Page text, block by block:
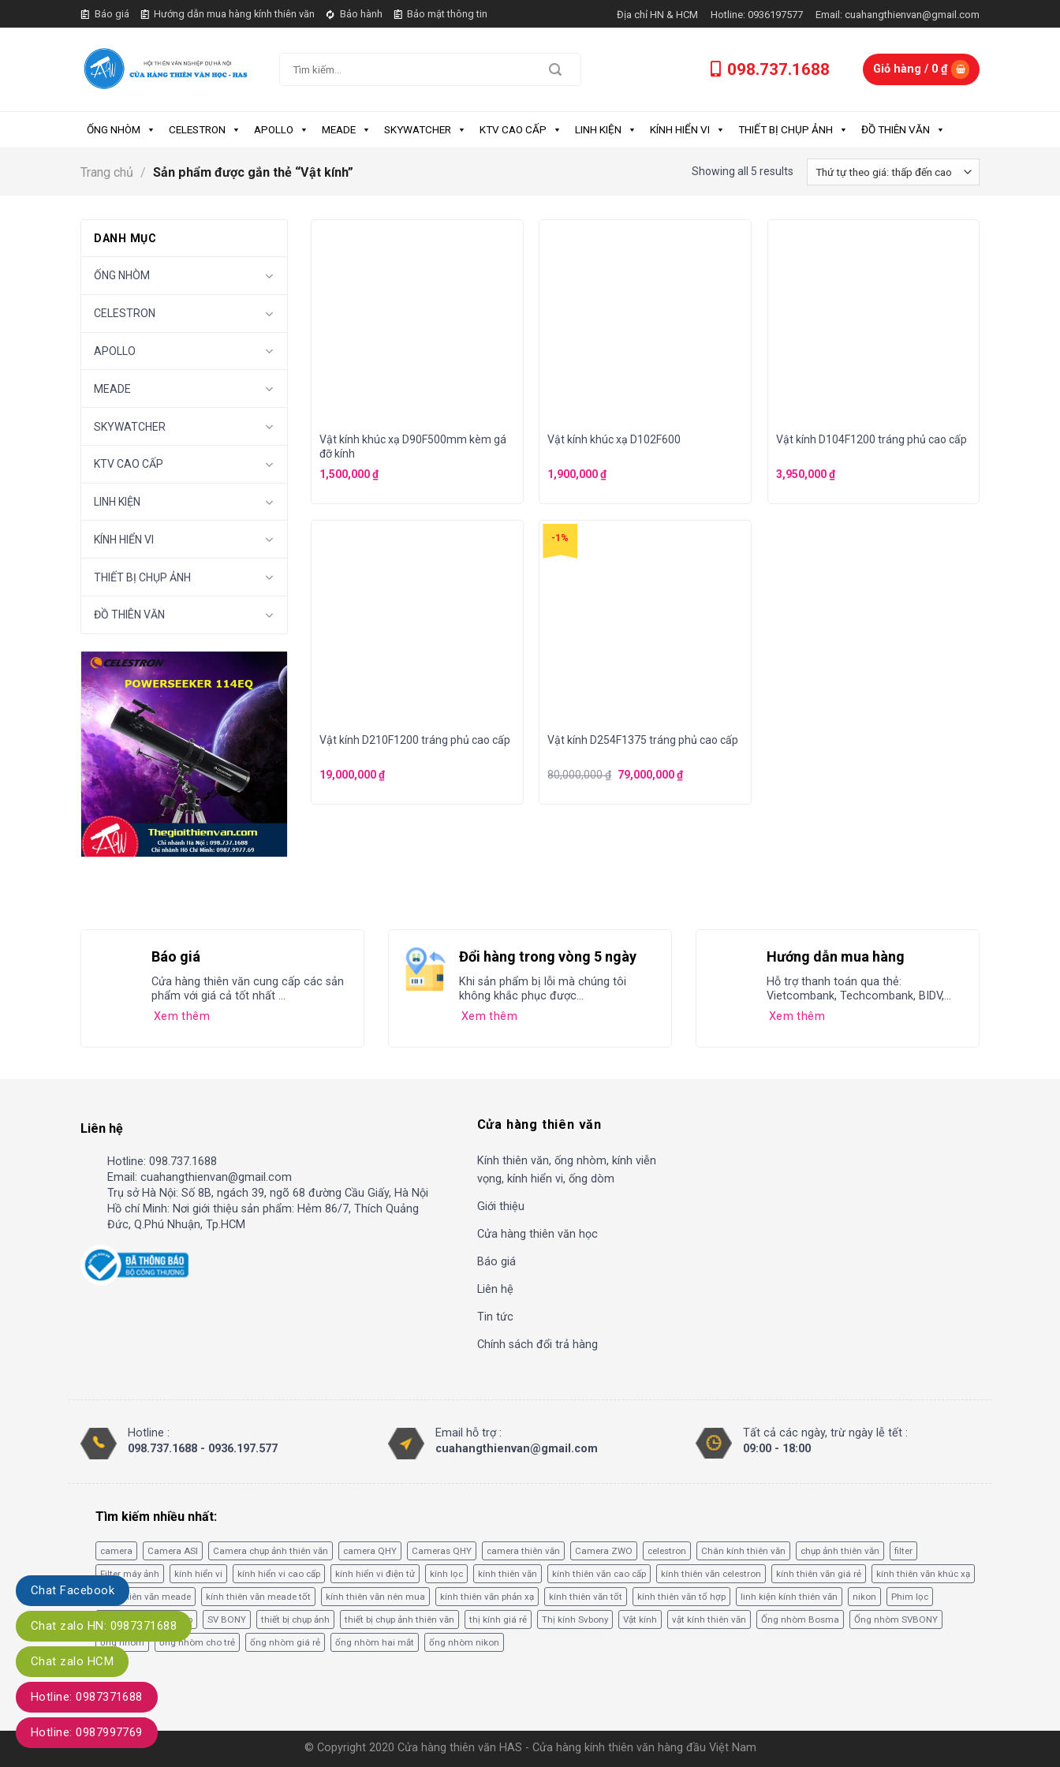
to
Báo giá Hướng dẫn mua hàng kính thiên văn Bảo hành Bảo mật thông tin Địa chỉ HN & HCM Hotline: 0936197577 Email: cuahangthienvan@gmail.com
kiếm:
098.737.1688 Giỏ hàng / 0₫
ỐNG NHÒM CELESTRON APOLLO MEADE SKYWATCHER KTV CAO CẤP LINH KIỆN KÍNH HIỂN VI THIẾT BỊ CHỤP ẢNH ĐỒ THIÊN VĂN
Trang chủ / Sản phẩm được gắn thẻ “Vật kính” Showing all 5 results
DANH MỤC
ỐNG NHÒM
CELESTRON
APOLLO
MEADE
SKYWATCHER
KTV CAO CẤP
LINH KIỆN
KÍNH HIỂN VI
THIẾT BỊ CHỤP ẢNH
ĐỒ THIÊN VĂN
Vật kính khúc xạ D90F500mm kèm gá
đỡ kính
1,500,000₫
Vật kính khúc xạ D102F600
1,900,000₫
Vật kính D104F1200 tráng phủ cao cấp
3,950,000₫
Vật kính D210F1200 tráng phủ cao cấp
19,000,000₫
-1%
Vật kính D254F1375 tráng phủ cao cấp
80,000,000₫ 79,000,000₫
Báo giá
Cửa hàng thiên văn cung cấp các sản
phẩm với giá cả tốt nhất ...
Xem thêm
Đổi hàng trong vòng 5 ngày
Khi sản phẩm bị lỗi mà chúng tôi
không khắc phục được...
Xem thêm
Hướng dẫn mua hàng
Hỗ trợ thanh toán qua thẻ:
Vietcombank, Techcombank, BIDV,...
Xem thêm
Liên hệ
Hotline: 098.737.1688
Email: cuahangthienvan@gmail.com
Trụ sở Hà Nội: Số 8B, ngách 39, ngõ 68 đường Cầu Giấy, Hà Nội
Hồ chí Minh: Nơi giới thiệu sản phẩm: Hẻm 86/7, Thích Quảng
Đức, Q.Phú Nhuận, Tp.HCM
Cửa hàng thiên văn
Kính thiên văn, ống nhòm, kính viễn
vọng, kính hiển vi, ống dòm
Giới thiệu
Cửa hàng thiên văn học
Báo giá
Liên hệ
Tin tức
Chính sách đổi trả hàng
Hotline :
098.737.1688 - 0936.197.577
Email hỗ trợ :
cuahangthienvan@gmail.com
Tất cả các ngày, trừ ngày lễ tết :
09:00 - 18:00
Tìm kiếm nhiều nhất:
camera Camera ASI Camera chụp ảnh thiên văn camera QHY Cameras QHY camera thiên văn Camera ZWO celestron Chân kính thiên văn chụp ảnh thiên văn filter
Filter máy ảnh kính hiển vi kính hiển vi cao cấp kính hiển vi điện tử kính lọc kính thiên văn kính thiên văn cao cấp kính thiên văn celestron kính thiên văn giá rẻ kính thiên văn khúc xạ
kính thiên văn meade kính thiên văn meade tốt kính thiên văn nên mua kính thiên văn phản xạ kính thiên văn tốt kính thiên văn tổ hợp linh kiện kính thiên văn nikon Phim lọc
phim lọc băng tần hẹp SV BONY thiết bị chụp ảnh thiết bị chụp ảnh thiên văn thị kính giá rẻ Thị kính Svbony Vật kính vật kính thiên văn Ống nhòm Bosma Ống nhòm SVBONY
ống nhòm ống nhòm cho trẻ ống nhòm giá rẻ ống nhòm hai mắt ống nhòm nikon
© Copyright 2020 Cửa hàng thiên văn HAS - Cửa hàng kính thiên văn hàng đầu Việt Nam
Chat Facebook
Chat zalo HN: 0987371688
Chat zalo HCM
Hotline: 0987371688
Hotline: 0987997769